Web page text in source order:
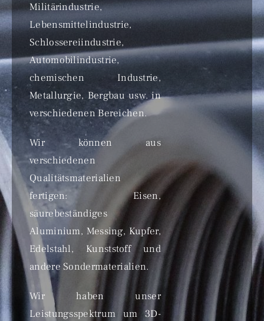
Militärindustrie,
Lebensmittelindustrie,
Schlossereiindustrie,
Automobilindustrie,
chemischen Industrie,
Metallurgie, Bergbau usw. in
verschiedenen Bereichen.
Wir können aus
verschiedenen
Qualitätsmaterialien
fertigen: Eisen,
säurebeständiges
Aluminium, Messing, Kupfer,
Edelstahl, Kunststoff und
andere Sondermaterialien.
Wir haben unser
Leistungsspektrum um 3D-